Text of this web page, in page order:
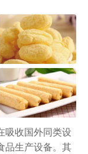
吸收国外同类设
品生产设备。其